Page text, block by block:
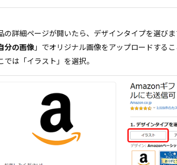
の詳細ページが開いたら、デザインタイプを選び
分の画像」でオリジナル画像をアップロードするこ
では「イラスト」を選択。